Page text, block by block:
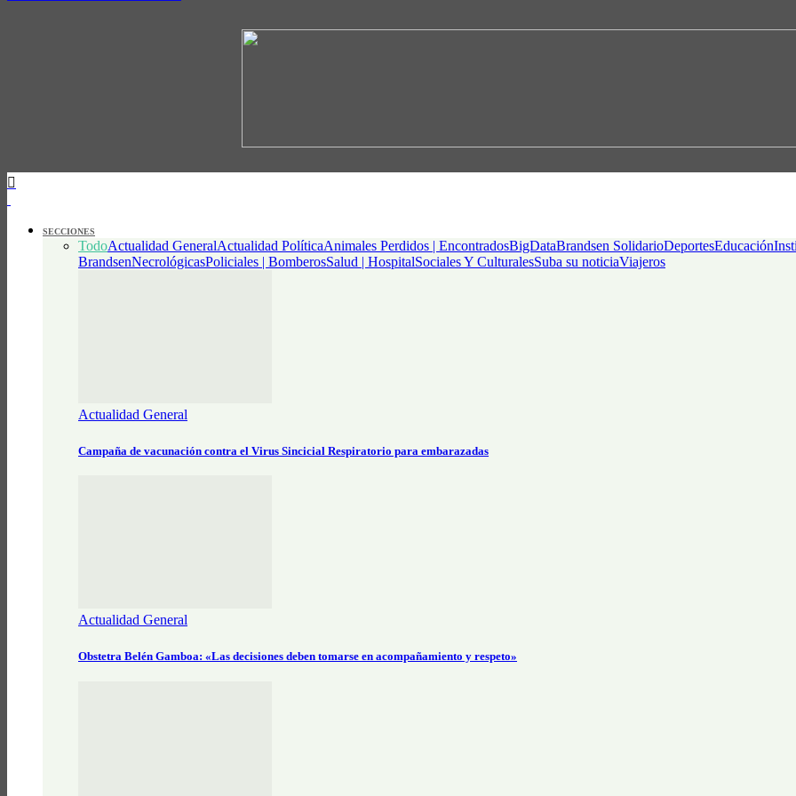
SECCIONES
TodoActualidad GeneralActualidad PolíticaAnimales Perdidos | EncontradosBigDataBrandsen SolidarioDeportesEducación
BrandsenNecrológicasPoliciales | BomberosSalud | HospitalSociales Y CulturalesSuba su noticiaViajeros
Actualidad General
Campaña de vacunación contra el Virus Sincicial Respiratorio para embarazadas
Actualidad General
Obstetra Belén Gamboa: «Las decisiones deben tomarse en acompañamiento y respeto»